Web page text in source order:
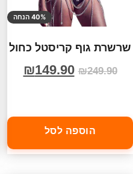
40% הנחה
שרשרת גוף קריסטל כחול
₪249.90
₪149.90
הוספה לסל